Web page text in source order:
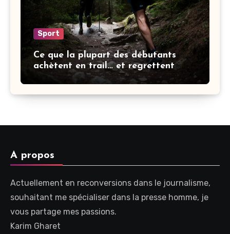
Sport
Ce que la plupart des débutants
achètent en trail… et regrettent
aussitôt
A propos
Actuellement en reconversions dans le journalisme,
souhaitant me spécialiser dans la presse homme, je
vous partage mes passions.
Karim Gharet